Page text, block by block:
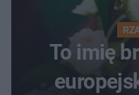
To imię